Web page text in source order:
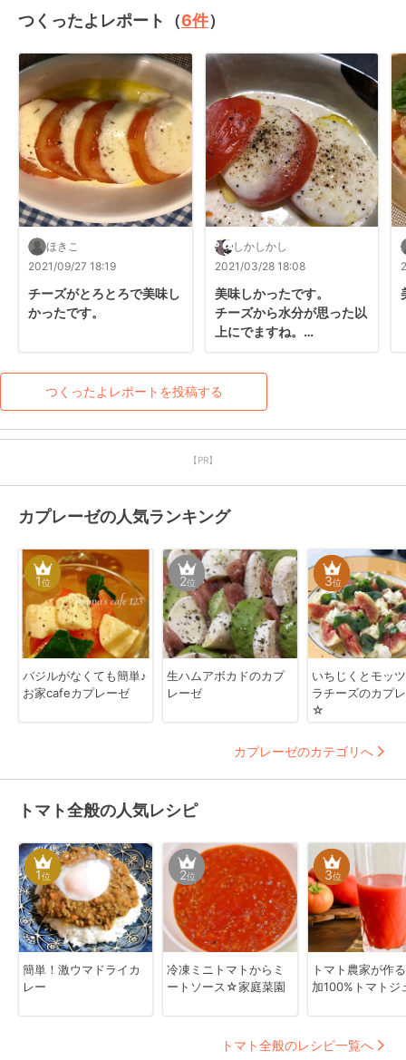
つくったよレポート（6件）
ほきこ
2021/09/27 18:19
チーズがとろとろで美味し
かったです。
しかしかし
2021/03/28 18:08
美味しかったです。
チーズから水分が思った以
上にでますね。
次回はモッツァレラをいつ
も以上に絞ってから焼いて
みたいと思います。
つくったよレポートを投稿する
【PR】
カプレーゼの人気ランキング
1位
バジルがなくても簡単♪
お家cafeカプレーゼ
2位
生ハムアボカドのカプ
レーゼ
3位
いちじくとモッ
ラチーズのカプ
☆
カプレーゼのカテゴリへ
トマト全般の人気レシピ
1位
簡単！激ウマドライカ
レー
2位
冷凍ミニトマトからミ
ートソース☆家庭菜園
3位
トマト農家が作
加100%トマトジ
トマト全般のレシピ一覧へ